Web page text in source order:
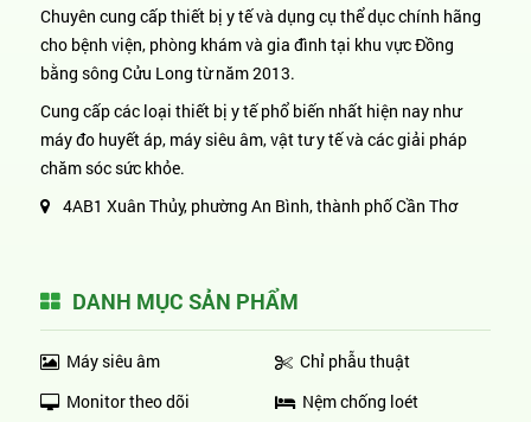
Chuyên cung cấp thiết bị y tế và dụng cụ thể dục chính hãng
cho bệnh viện, phòng khám và gia đình tại khu vực Đồng
bằng sông Cửu Long từ năm 2013.
Cung cấp các loại thiết bị y tế phổ biến nhất hiện nay như
máy đo huyết áp, máy siêu âm, vật tư y tế và các giải pháp
chăm sóc sức khỏe.
4AB1 Xuân Thủy, phường An Bình, thành phố Cần Thơ
DANH MỤC SẢN PHẨM
Máy siêu âm
Monitor theo dõi
Chỉ phẫu thuật
Nệm chống loét